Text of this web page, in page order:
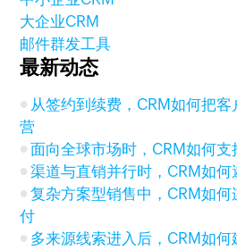
大企业CRM
邮件群发工具
最新动态
从签约到续费，CRM如何把
营
面向全球市场时，CRM如何支
渠道与直销并行时，CRM如
复杂方案型销售中，CRM如
付
多来源线索进入后，CRM如